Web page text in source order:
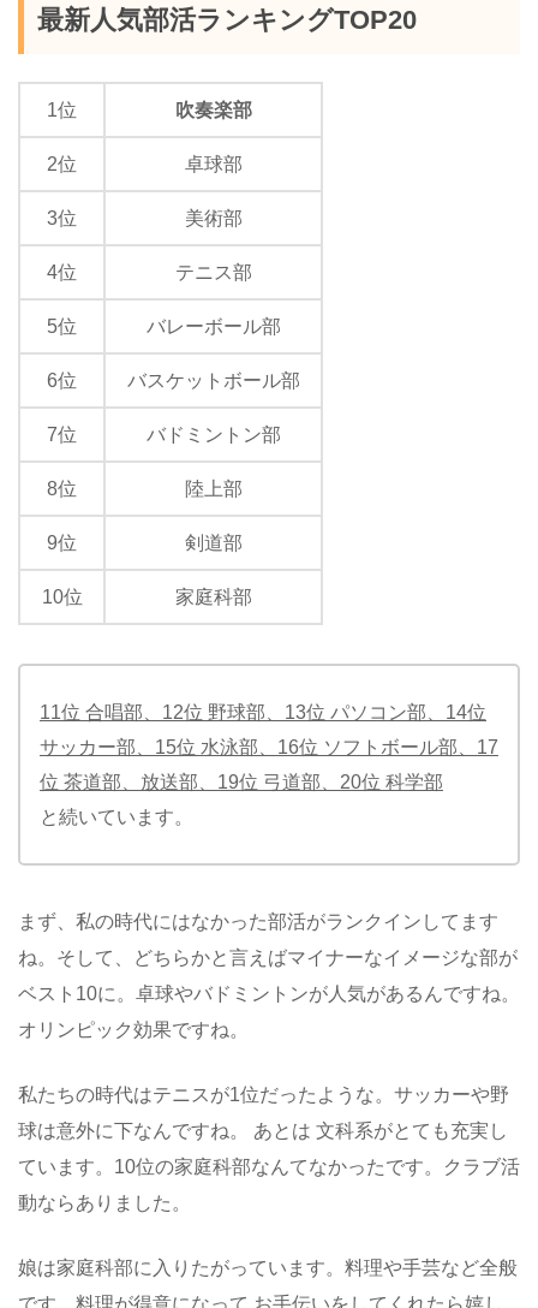
最新人気部活ランキングTOP20
1位 吹奏楽部
2位 卓球部
3位 美術部
4位 テニス部
5位 バレーボール部
6位 バスケットボール部
7位 バドミントン部
8位 陸上部
9位 剣道部
10位 家庭科部
11位 合唱部、12位 野球部、13位 パソコン部、14位
サッカー部、15位 水泳部、16位 ソフトボール部、17
位 茶道部、放送部、19位 弓道部、20位 科学部
と続いています。
まず、私の時代にはなかった部活がランクインしてます
ね。そして、どちらかと言えばマイナーなイメージな部が
ベスト10に。卓球やバドミントンが人気があるんですね。
オリンピック効果ですね。
私たちの時代はテニスが1位だったような。サッカーや野
球は意外に下なんですね。 あとは 文科系がとても充実し
ています。10位の家庭科部なんてなかったです。クラブ活
動ならありました。
娘は家庭科部に入りたがっています。料理や手芸など全般
です。料理が得意になって お手伝いをしてくれたら嬉し